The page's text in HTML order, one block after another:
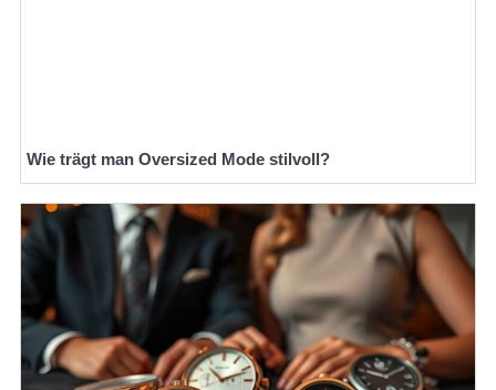
Wie trägt man Oversized Mode stilvoll?